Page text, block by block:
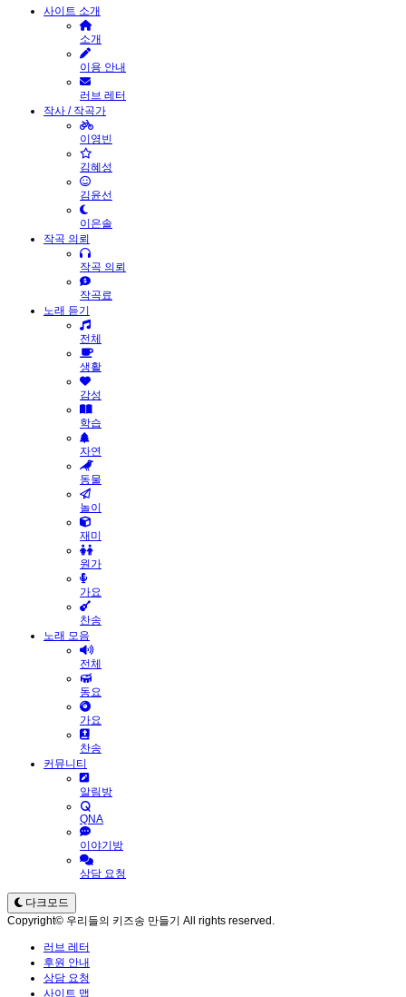
사이트 소개
소개
이용 안내
러브 레터
작사 / 작곡가
이영빈
김혜성
김윤선
이은솔
작곡 의뢰
작곡 의뢰
작곡료
노래 듣기
전체
생활
감성
학습
자연
동물
놀이
재미
원가
가요
찬송
노래 모음
전체
동요
가요
찬송
커뮤니티
알림방
QNA
이야기방
상담 요청
다크모드
Copyright© 우리들의 키즈송 만들기 All rights reserved.
러브 레터
후원 안내
상담 요청
사이트 맵